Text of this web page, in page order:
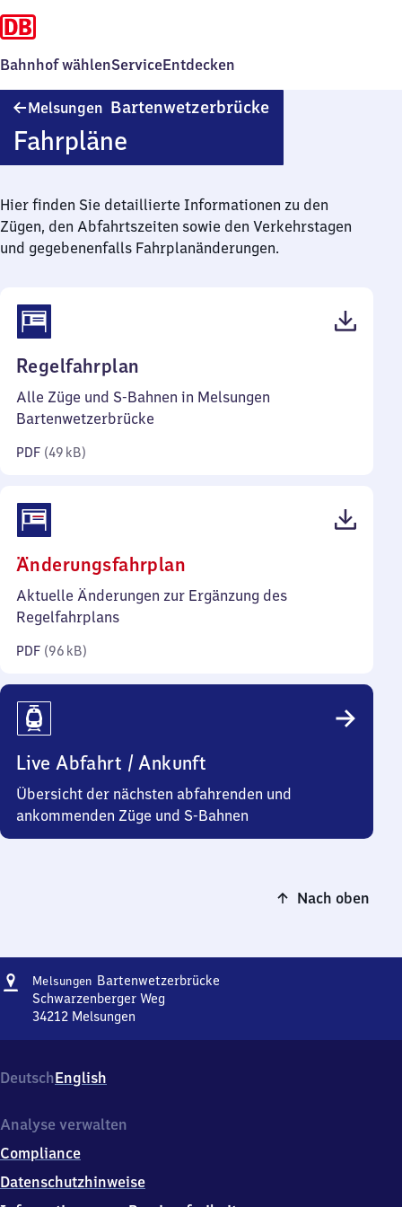
Bahnhof wählenServiceEntdecken
Melsungen Bartenwetzerbrücke
Fahrpläne
Hier finden Sie detaillierte Informationen zu den
Zügen, den Abfahrtszeiten sowie den Verkehrstagen
und gegebenenfalls Fahrplanänderungen.
Regelfahrplan
49
Kilobyte)
Alle Züge und S-Bahnen in Melsungen
Bartenwetzerbrücke
PDF (49 kB)
Änderungsfahrplan
96
Aktuelle Änderungen zur Ergänzung des
Regelfahrplans
PDF (96 kB)
Live Abfahrt / Ankunft
Übersicht der nächsten abfahrenden und
ankommenden Züge und S-Bahnen
Nach oben
Adresse
Melsungen Bartenwetzerbrücke
Schwarzenberger Weg
34212 Melsungen
Schwarzenberger
Weg,
4
1
2
DeutschEnglish
Analyse verwalten
Compliance
Datenschutzhinweise